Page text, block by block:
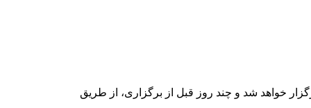
خواهد شد و چند روز قبل از برگزاری، از طریق